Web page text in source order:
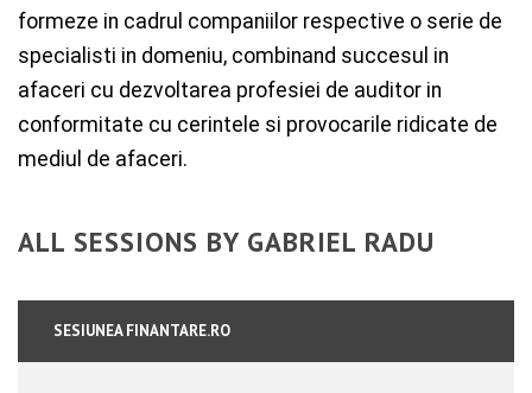
formeze in cadrul companiilor respective o serie de
specialisti in domeniu, combinand succesul in
afaceri cu dezvoltarea profesiei de auditor in
conformitate cu cerintele si provocarile ridicate de
mediul de afaceri.
ALL SESSIONS BY GABRIEL RADU
SESIUNEA FINANTARE.RO